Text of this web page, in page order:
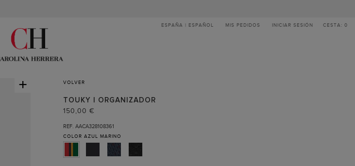
ESPAÑA | ESPAÑOL MIS PEDIDOS INICIAR SESIÓN CESTA: 0
+ VOLVER
TOUKY | ORGANIZADOR
150,00 €
REF. AACA328108361
COLOR AZUL MARINO